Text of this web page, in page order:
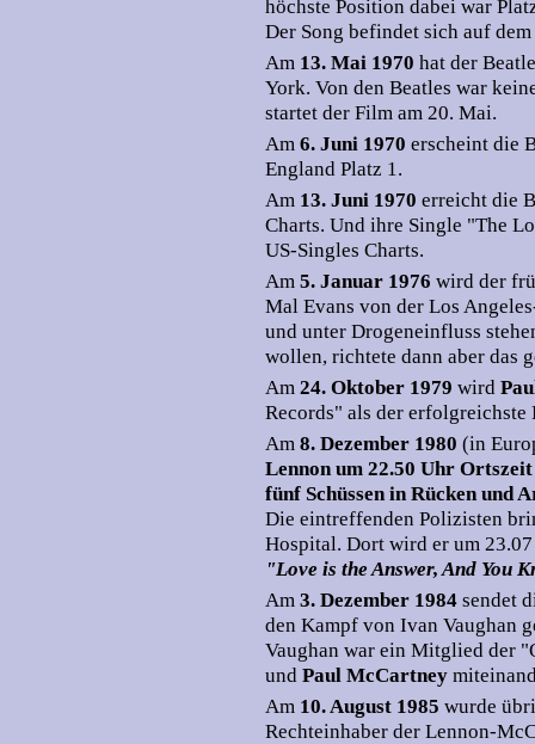
höchste Position dabei war
Der Song befindet sich auf
Am 13. Mai 1970 hat der
York. Von den Beatles war
startet der Film am 20. Mai.
Am 6. Juni 1970 erscheint die
England Platz 1.
Am 13. Juni 1970 erreicht die
Charts. Und ihre Single "The
US-Singles Charts.
Am 5. Januar 1976 wird der
Mal Evans von der Los
und unter Drogeneinfluss
wollen, richtete dann aber das
Am 24. Oktober 1979 wird
Records" als der
Am 8. Dezember 1980 (in
Lennon um 22.50 Uhr
fünf Schüssen in Rücken und
Die eintreffenden Polizisten
Hospital. Dort wird er um
"Love is the Answer, And You
Am 3. Dezember 1984 sendet
den Kampf von Ivan Vaughan
Vaughan war ein Mitglied der
und Paul McCartney
Am 10. August 1985 wurde
Rechteinhaber der Lennon-